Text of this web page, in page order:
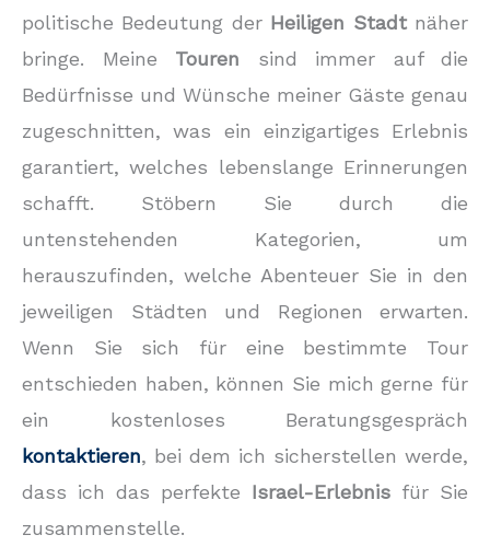
politische Bedeutung der Heiligen Stadtnäher
bringe. Meine Touren sind immer auf die
Bedürfnisse und Wünsche meiner Gäste genau
zugeschnitten, was ein einzigartiges Erlebnis
garantiert, welches lebenslange Erinnerungen
schafft. Stöbern Sie durch die
untenstehenden Kategorien, um
herauszufinden, welche Abenteuer Sie in den
jeweiligen Städten und Regionen erwarten.
Wenn Sie sich für eine bestimmte Tour
entschieden haben, können Sie mich gerne für
ein kostenloses Beratungsgespräch
kontaktieren, bei dem ich sicherstellen werde,
dass ich das perfekte Israel-Erlebnis für Sie
zusammenstelle.